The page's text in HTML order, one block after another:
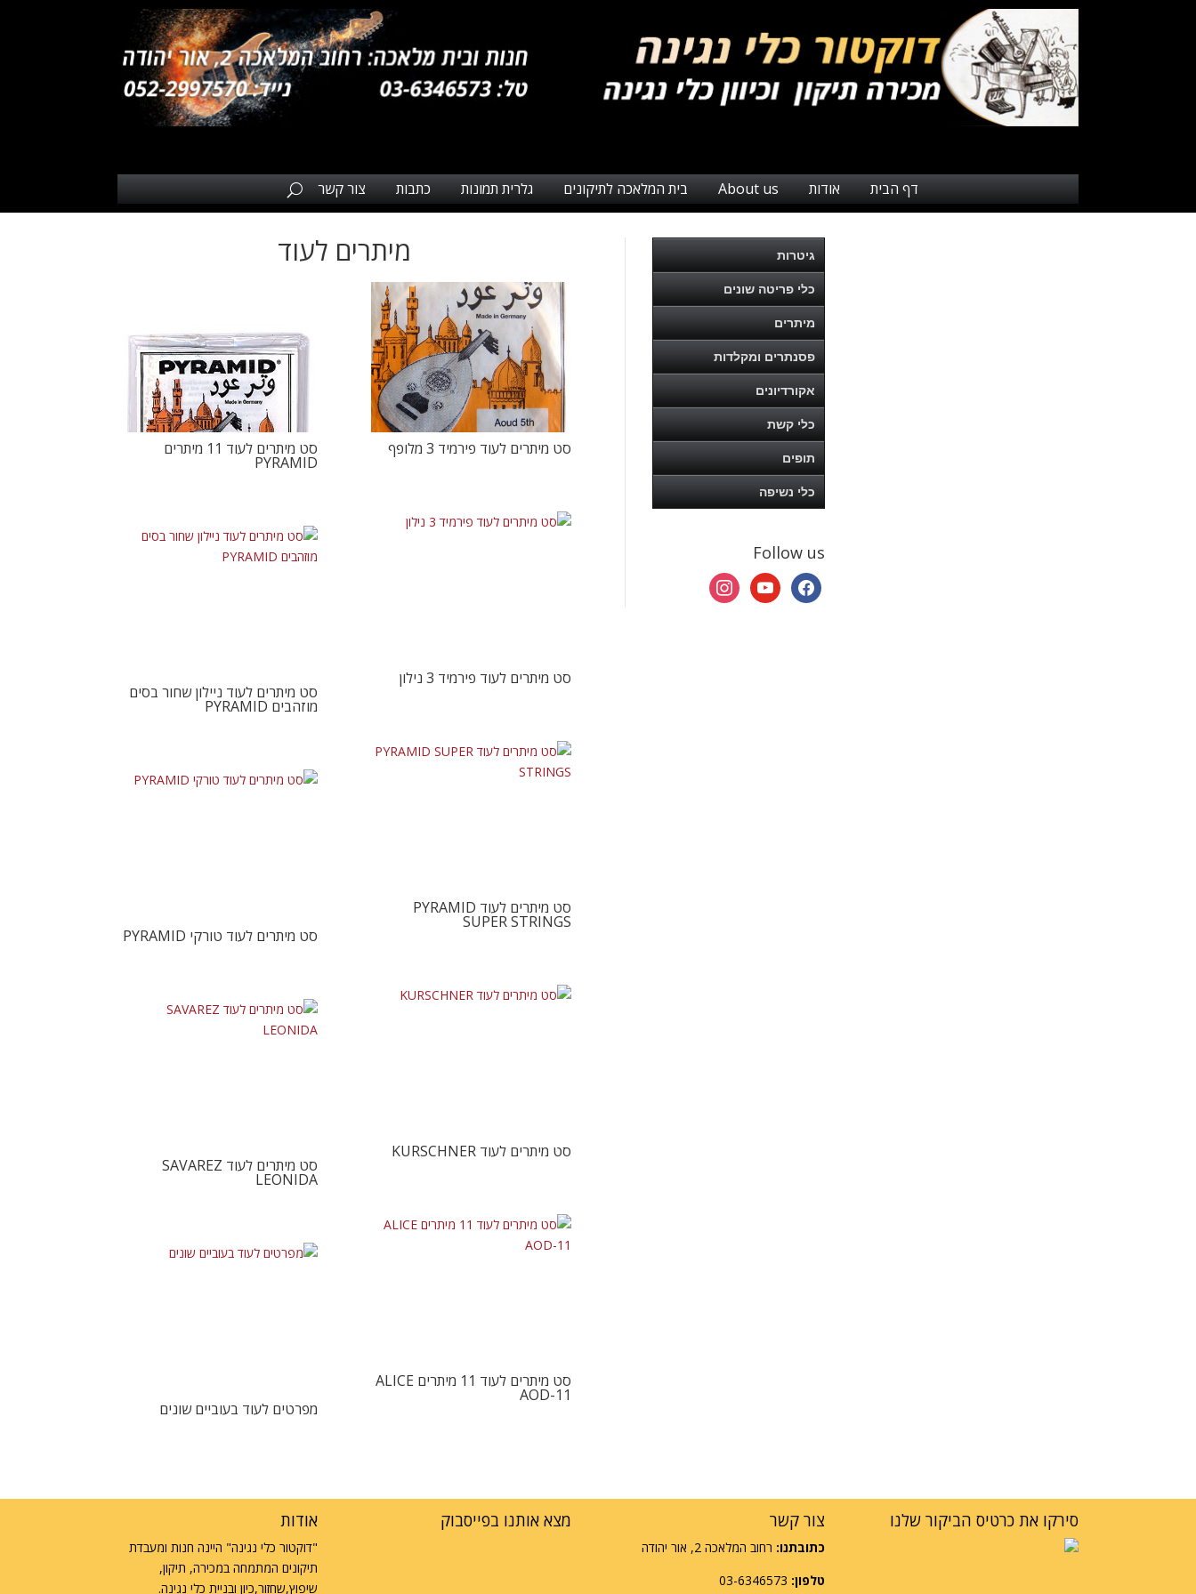
דף הבית אודות About us בית המלאכה לתיקונים גלרית תמונות כתבות צור קשר
מיתרים לעוד
סט מיתרים לעוד 11 מיתרים
PYRAMID
סט מיתרים לעוד פירמיד 3 מלופף
סט מיתרים לעוד פירמיד 3 נילון
סט מיתרים לעוד ניילון שחור בסים
מוזהבים PYRAMID
סט מיתרים לעוד PYRAMID
SUPER STRINGS
סט מיתרים לעוד טורקי PYRAMID
סט מיתרים לעוד KURSCHNER
סט מיתרים לעוד SAVAREZ
LEONIDA
סט מיתרים לעוד 11 מיתרים ALICE
AOD-11
מפרטים לעוד בעוביים שונים
גיטרות
כלי פריטה שונים
מיתרים
פסנתרים ומקלדות
אקורדיונים
כלי קשת
תופים
כלי נשיפה
Follow us
facebook
youtube
instagram
אודות
"דוקטור כלי נגינה" היינה חנות ומעבדת
תיקונים המתמחה במכירה, תיקון,
שיפוץ,שחזור,כיון ובניית כלי נגינה.
מצא אותנו בפייסבוק צור קשר
כתובתנו: רחוב המלאכה 2, אור יהודה
טלפון:
סירקו את כרטיס הביקור שלנו